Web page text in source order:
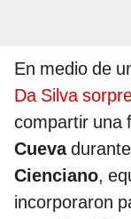
En medio de
Da Silva
compartir una
Cueva
Cienciano,
incorporaron